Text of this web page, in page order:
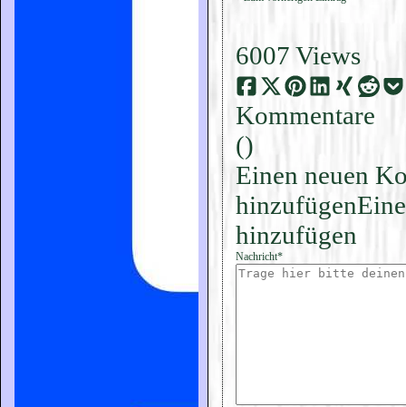
6007 Views
Kommentare
()
Einen neuen
hinzufügen
hinzufügen
Nachricht*